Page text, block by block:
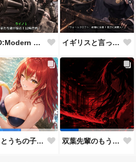
COD:Modern Warfare 3 "Goalpost" イギリスと言ったらこれだよな
ミカとうちの子8人目 双葉先輩のもう一つの顔３